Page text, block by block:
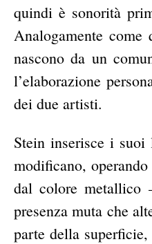
quindi è sonorità
Analogamente
nascono da un
l’elaborazione
dei due artisti.
Stein inserisce i suoi
modificano,
dal colore metallico
presenza muta che
parte della